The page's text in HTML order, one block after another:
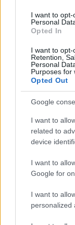
I want to
Personal
Opted In
I want to opt-
Retention,
Personal
Purposes for
Opted Out
Google
I want to
related to
device
I want to
Google for
I want to
personalized
REGGELI #
GAZDASÁG
Népszerű